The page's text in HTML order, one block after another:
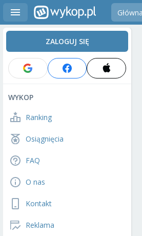
Główna
ZALOGUJ SIĘ
WYKOP
Ranking
Osiągnięcia
FAQ
O nas
Kontakt
Reklama